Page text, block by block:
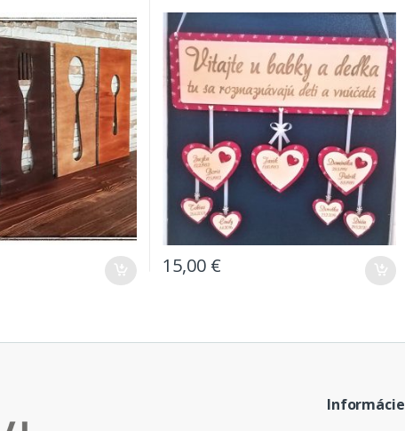
15,00 €
Informácie